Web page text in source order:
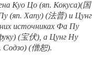
Куо Цо (яп. Кокуса)(国
(яп. Хапу) (法普) и Цунг
источниках Фа Пу
(宝伏), а Цунг Ну
Содзо) (僧恕).